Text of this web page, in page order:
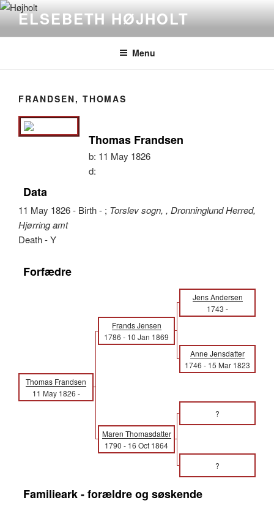
Videre
indhold
ELSEBETH HØJHOLT
Menu
FRANDSEN, THOMAS
Thomas Frandsen
b: 11 May 1826
d:
Data
11 May 1826 - Birth - ; Torslev sogn, , Dronninglund Herred,
Hjørring amt
Death - Y
Forfædre
Jens Andersen
1743 -
Frands Jensen
1786 - 10 Jan 1869
Anne Jensdatter
1746 - 15 Mar 1823
Thomas Frandsen
11 May 1826 -
?
Maren Thomasdatter
1790 - 16 Oct 1864
?
Familieark - forældre og søskende